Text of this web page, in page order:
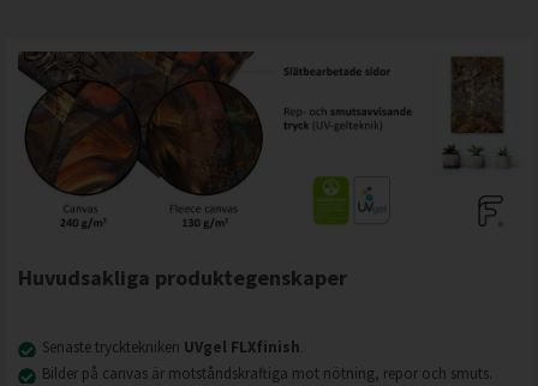
Huvudsakliga produktegenskaper
Senaste trycktekniken UVgel FLXfinish.
Bilder på canvas är motståndskraftiga mot nötning, repor och smuts.